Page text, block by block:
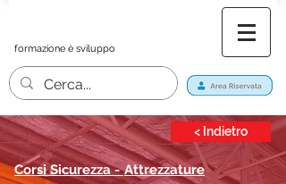
formazione è sviluppo
< Indietro
Corsi Sicurezza -Attrezzature